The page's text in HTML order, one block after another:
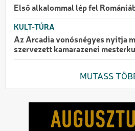
Első alkalommal lép fel
KULT-TÚRA
Az Arcadia vonósnégyes nyitja
szervezett kamarazenei
MUTASS